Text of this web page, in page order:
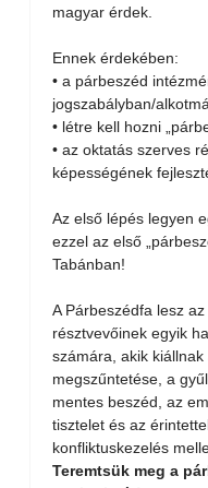
magyar érdek.
Ennek érdekében:
• a párbeszéd
jogszabályban/
• létre kell hozni
• az oktatás szerves
képességének
Az első lépés legyen
ezzel az első
Tabánban!
A Párbeszédfa lesz
résztvevőinek egyik
számára, akik
megszűntetése, a
mentes beszéd, az
tisztelet és az
konfliktuskezelés
Teremtsük meg a